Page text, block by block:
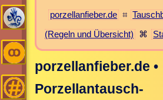
porzellanfieber.de ⌗
(Regeln und Übersicht) ⌘
porzellanfieber.de •
Porzellantausch-